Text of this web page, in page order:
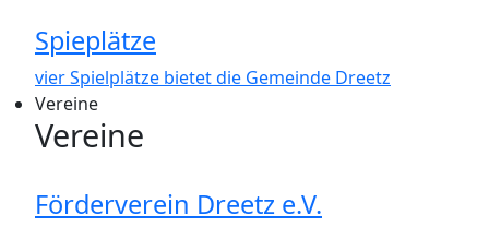
Spieplätze
vier Spielplätze bietet die Gemeinde Dreetz
Vereine
Vereine
Förderverein Dreetz e.V.